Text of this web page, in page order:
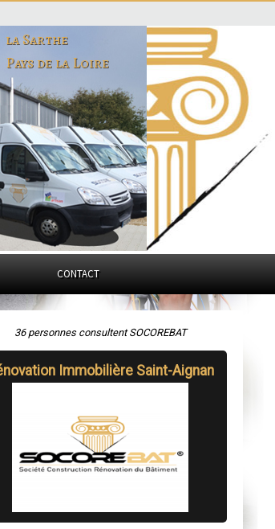
la Sarthe
Pays de la Loire
CONTACT
36 personnes consultent SOCOREBAT
Immobilière Saint-Aignan